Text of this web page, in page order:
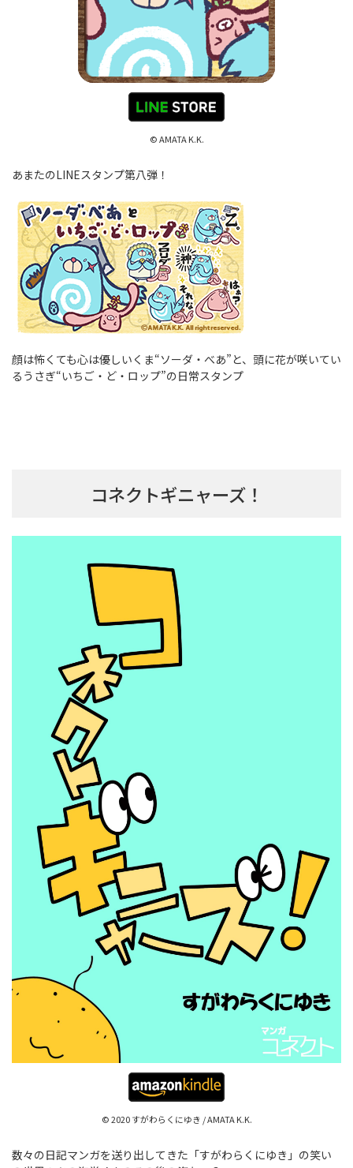
© AMATA K.K.
あまたのLINEスタンプ第八弾！
顔は怖くても心は優しいくま“ソーダ・べあ”と、頭に花が咲いてい
るうさぎ“いちご・ど・ロップ”の日常スタンプ
コネクトギニャーズ！
© 2020 すがわらくにゆき / AMATA K.K.
数々の日記マンガを送り出してきた「すがわらくにゆき」の笑い